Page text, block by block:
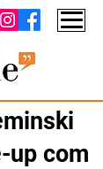
up com